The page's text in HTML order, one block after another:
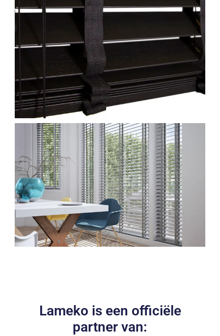
Lameko is een officiële
partner van: